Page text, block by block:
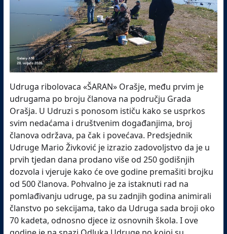
Udruga ribolovaca «ŠARAN» Orašje, među prvim je
udrugama po broju članova na području Grada
Orašja. U Udruzi s ponosom ističu kako se usprkos
svim nedaćama i društvenim događanjima, broj
članova održava, pa čak i povećava. Predsjednik
Udruge Mario Živković je izrazio zadovoljstvo da je u
prvih tjedan dana prodano više od 250 godišnjih
dozvola i vjeruje kako će ove godine premašiti brojku
od 500 članova. Pohvalno je za istaknuti rad na
pomlađivanju udruge, pa su zadnjih godina animirali
članstvo po sekcijama, tako da Udruga sada broji oko
70 kadeta, odnosno djece iz osnovnih škola. I ove